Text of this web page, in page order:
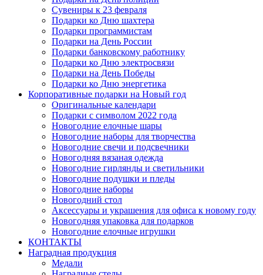
Сувениры к 23 февраля
Подарки ко Дню шахтера
Подарки программистам
Подарки на День России
Подарки банковскому работнику
Подарки ко Дню электросвязи
Подарки на День Победы
Подарки ко Дню энергетика
Корпоративные подарки на Новый год
Оригинальные календари
Подарки с символом 2022 года
Новогодние елочные шары
Новогодние наборы для творчества
Новогодние свечи и подсвечники
Новогодняя вязаная одежда
Новогодние гирлянды и светильники
Новогодние подушки и пледы
Новогодние наборы
Новогодний стол
Аксессуары и украшения для офиса к новому году
Новогодняя упаковка для подарков
Новогодние елочные игрушки
КОНТАКТЫ
Наградная продукция
Медали